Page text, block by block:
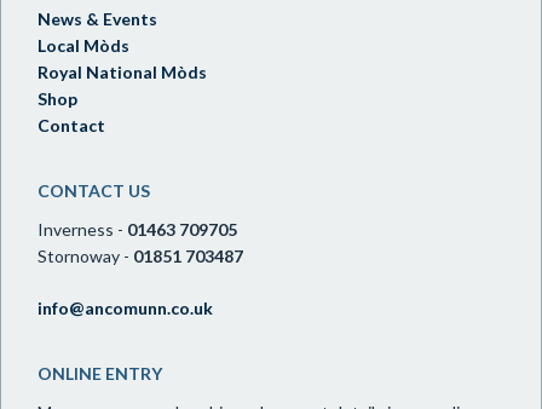
News & Events
Local Mòds
Royal National Mòds
Shop
Contact
CONTACT US
Inverness - 01463 709705
Stornoway - 01851 703487
info@ancomunn.co.uk
ONLINE ENTRY